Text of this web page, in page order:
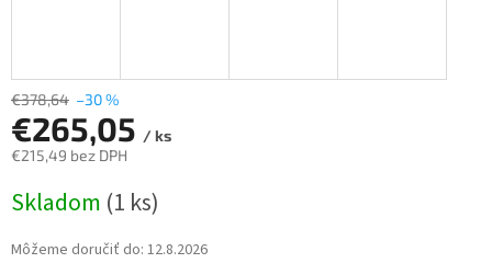
€378,64 –30 %
€265,05 / ks
€215,49 bez DPH
cena:
Skladom (1 ks)
Môžeme doručiť do: 12.8.2026